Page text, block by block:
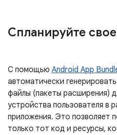
Спланируйте
С помощью Android App
автоматически
файлы (пакеты расширения)
устройства пользователя в
приложения. Это позволяет
только тот код и ресурсы,